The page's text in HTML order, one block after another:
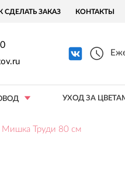
СДЕЛАТЬ ЗАКАЗ КОНТАКТЫ
УХОД ЗА
Мишка Труди 80 см